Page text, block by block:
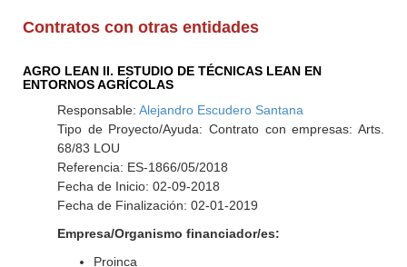
Contratos con otras entidades
AGRO LEAN II. ESTUDIO DE TÉCNICAS LEAN EN
ENTORNOS AGRÍCOLAS
Responsable: Alejandro Escudero Santana
Tipo de Proyecto/Ayuda: Contrato con empresas: Arts.
68/83 LOU
Referencia: ES-1866/05/2018
Fecha de Inicio: 02-09-2018
Fecha de Finalización: 02-01-2019
Empresa/Organismo financiador/es:
Proinca